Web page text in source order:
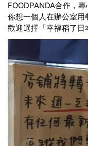
FOODPANDA合作，
你想一個人在辦公室用
歡迎選擇「幸福稻了日